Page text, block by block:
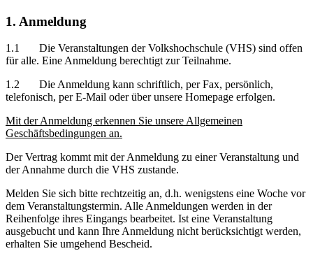
1. Anmeldung
1.1 Die Veranstaltungen der Volkshochschule (VHS) sind offen
für alle. Eine Anmeldung berechtigt zur Teilnahme.
1.2 Die Anmeldung kann schriftlich, per Fax, persönlich,
telefonisch, per E-Mail oder über unsere Homepage erfolgen.
Mit der Anmeldung erkennen Sie unsere Allgemeinen
Geschäftsbedingungen an.
Der Vertrag kommt mit der Anmeldung zu einer Veranstaltung und
der Annahme durch die VHS zustande.
Melden Sie sich bitte rechtzeitig an, d.h. wenigstens eine Woche vor
dem Veranstaltungstermin. Alle Anmeldungen werden in der
Reihenfolge ihres Eingangs bearbeitet. Ist eine Veranstaltung
ausgebucht und kann Ihre Anmeldung nicht berücksichtigt werden,
erhalten Sie umgehend Bescheid.